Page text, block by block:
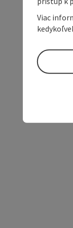
Viac